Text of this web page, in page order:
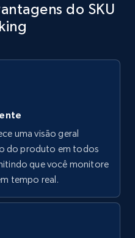
Initial
by using
Initial
Reviews count, and
do SKU
uma visão geral
do produto em todos
que você monitore
tempo real.